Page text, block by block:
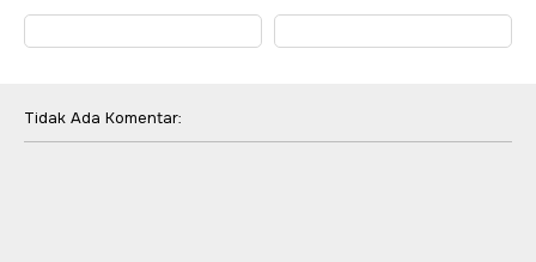
Tidak Ada Komentar: